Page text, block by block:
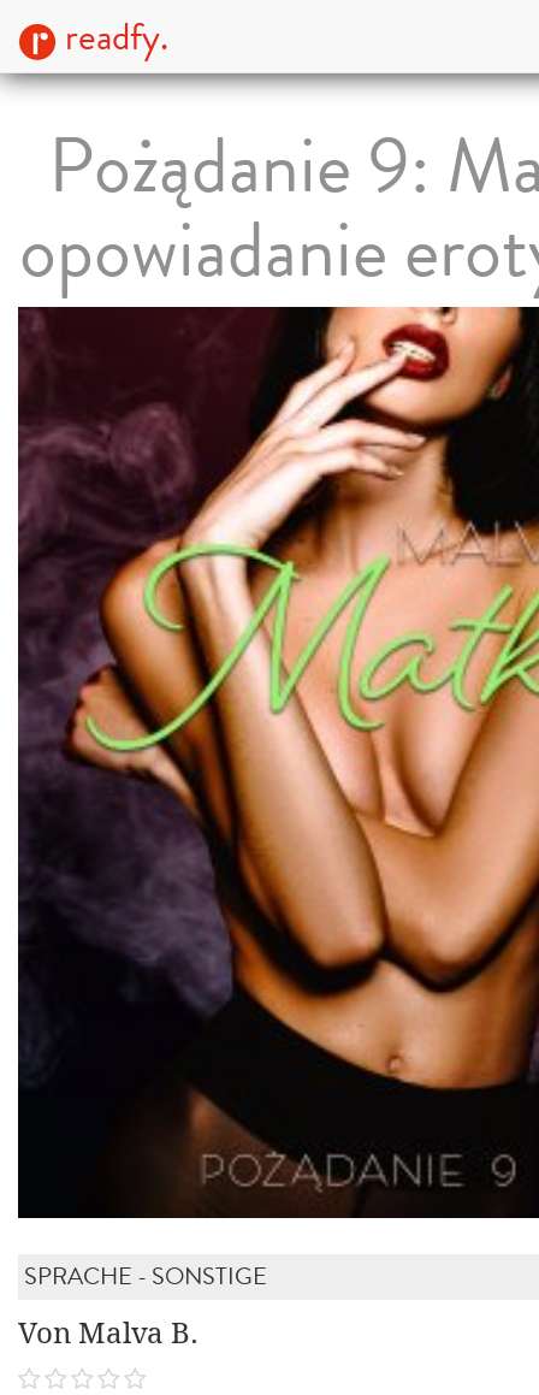
readfy.
Pożądanie 9:
opowiadanie
SPRACHE - SONSTIGE
Von Malva B.